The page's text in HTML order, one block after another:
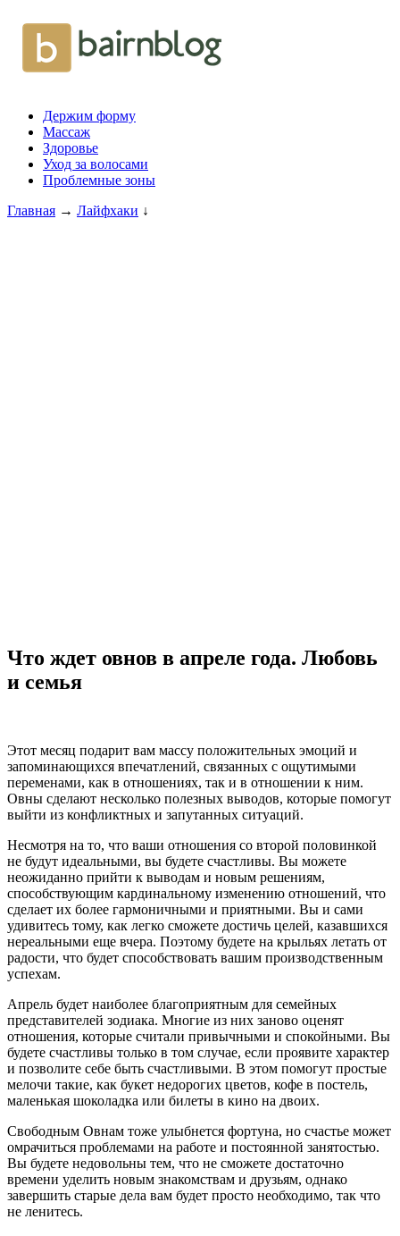
Держим форму
Массаж
Здоровье
Уход за волосами
Проблемные зоны
Главная → Лайфхаки ↓
Что ждет овнов в апреле года. Любовь
и семья
Этот месяц подарит вам массу положительных эмоций и
запоминающихся впечатлений, связанных с ощутимыми
переменами, как в отношениях, так и в отношении к ним.
Овны сделают несколько полезных выводов, которые помогут
выйти из конфликтных и запутанных ситуаций.
Несмотря на то, что ваши отношения со второй половинкой
не будут идеальными, вы будете счастливы. Вы можете
неожиданно прийти к выводам и новым решениям,
способствующим кардинальному изменению отношений, что
сделает их более гармоничными и приятными. Вы и сами
удивитесь тому, как легко сможете достичь целей, казавшихся
нереальными еще вчера. Поэтому будете на крыльях летать от
радости, что будет способствовать вашим производственным
успехам.
Апрель будет наиболее благоприятным для семейных
представителей зодиака. Многие из них заново оценят
отношения, которые считали привычными и спокойными. Вы
будете счастливы только в том случае, если проявите характер
и позволите себе быть счастливыми. В этом помогут простые
мелочи такие, как букет недорогих цветов, кофе в постель,
маленькая шоколадка или билеты в кино на двоих.
Свободным Овнам тоже улыбнется фортуна, но счастье может
омрачиться проблемами на работе и постоянной занятостью.
Вы будете недовольны тем, что не сможете достаточно
времени уделить новым знакомствам и друзьям, однако
завершить старые дела вам будет просто необходимо, так что
не ленитесь.